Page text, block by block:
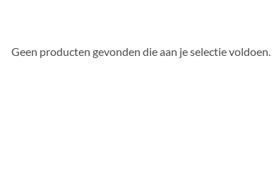
Geen producten gevonden die aan je selectie voldoen.